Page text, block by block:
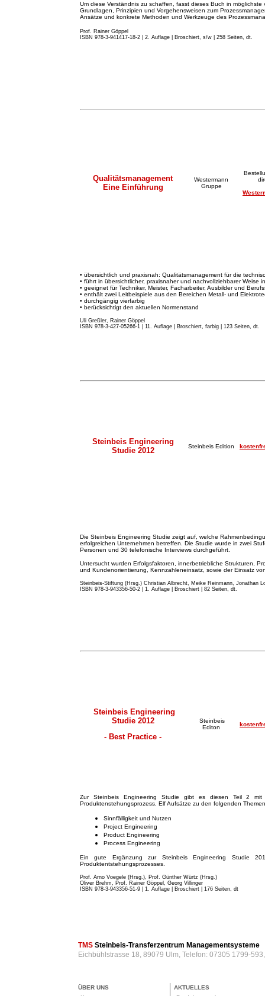
Um diese Verständnis zu schaffen, fasst dieses Buch in möglichste
Grundlagen, Prinzipien und Vorgehensweisen zum
Ansätze und konkrete Methoden und Werkzeuge des
Prof. Rainer Göppel
ISBN 978-3-941417-18-2 | 2. Auflage Broschiert, s/w | 258 Seiten, dt.
Qualitätsmanagement
Eine Einführung
Westermann
Gruppe
• übersichtlich und praxisnah: Qualitätsmanagement für die
• führt in übersichtlicher, praxisnaher und nachvollziehbarer Weise
• geeignet für Techniker, Meister, Facharbeiter, Ausbilder und
• enthält zwei Leitbeispiele aus den Bereichen Metall- und
• durchgängig vierfarbig
• berücksichtigt den aktuellen Normenstand
Uli Greßler, Rainer Göppel
ISBN 978-3-427-05266-1 | 11. Auflage
Broschiert, farbig | 123 Seiten, dt.
Steinbeis Engineering
Studie 2012
Steinbeis Edition
Die Steinbeis Engineering Studie zeigt auf, welche
erfolgreichen Unternehmen betreffen. Die Studie wurde in zwei
Personen und 30 telefonische Interviews durchgeführt.
Untersucht wurden Erfolgsfaktoren, innerbetriebliche Strukturen,
und Kundenorientierung, Kennzahleneinsatz, sowie der Einsatz
Steinbeis-Stiftung (Hrsg.) Christian Albrecht, Meike Reinmann, Jonathan
ISBN 978-3-943356-50-2 | 1. Auflage | Broschiert | 82 Seiten, dt.
Steinbeis Engineering
Studie 2012
- Best Practice -
Steinbeis
Editon
Zur Steinbeis Engineering Studie gibt es diesen Teil 2 mit
Produktenstehungsprozess. Elf Aufsätze zu den folgenden
Sinnfälligkeit und Nutzen
Project Engineering
Product Engineering
Process Engineering
Ein gute Ergänzung zur Steinbeis Engineering Studie
Produktentstehungsprozesses.
Prof. Arno Voegele (Hrsg.), Prof. Günther Würtz (Hrsg.)
Oliver Brehm, Prof. Rainer Göppel, Georg Villinger
ISBN 978-3-943356-51-9 | 1. Auflage | Broschiert
| 176 Seiten, dt
TMS Steinbeis-Transferzentrum Managementsysteme
Eichbühlstrasse 18, 89079 Ulm, Telefon: 07305 1799-
ÜBER UNS
AKTUELLES